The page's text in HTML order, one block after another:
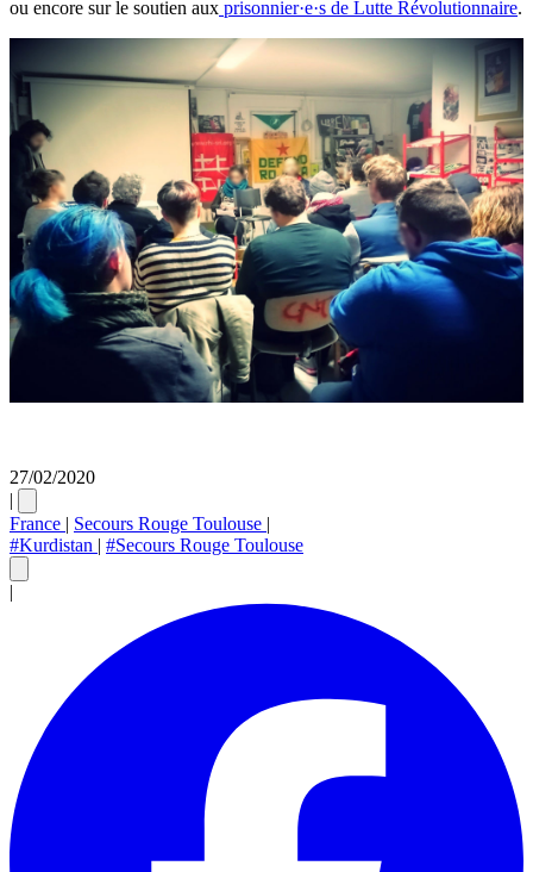
ou encore sur le soutien aux prisonnier·e·s de Lutte Révolutionnaire.
27/02/2020
|
France | Secours Rouge Toulouse |
#Kurdistan | #Secours Rouge Toulouse
|